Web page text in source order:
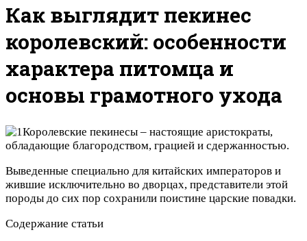
Как выглядит пекинес
королевский: особенности
характера питомца и
основы грамотного ухода
Королевские пекинесы – настоящие аристократы,
обладающие благородством, грацией и сдержанностью.
Выведенные специально для китайских императоров и
жившие исключительно во дворцах, представители этой
породы до сих пор сохранили поистине царские повадки.
Содержание статьи